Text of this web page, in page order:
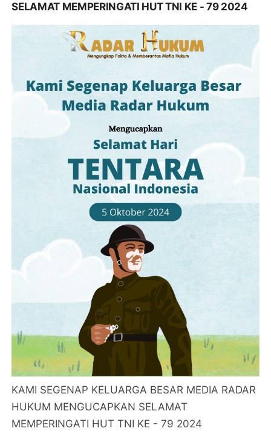
SELAMAT MEMPERINGATI HUT TNI KE - 79 2024
KAMI SEGENAP KELUARGA BESAR MEDIA RADAR
HUKUM MENGUCAPKAN SELAMAT
MEMPERINGATI HUT TNI KE - 79 2024